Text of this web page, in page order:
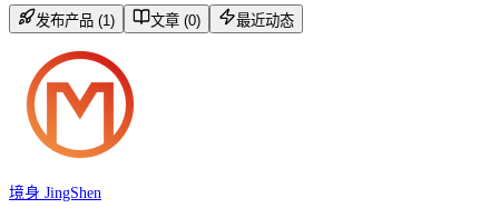
发布产品 (1) 文章 (0) 最近动态
境身 JingShen